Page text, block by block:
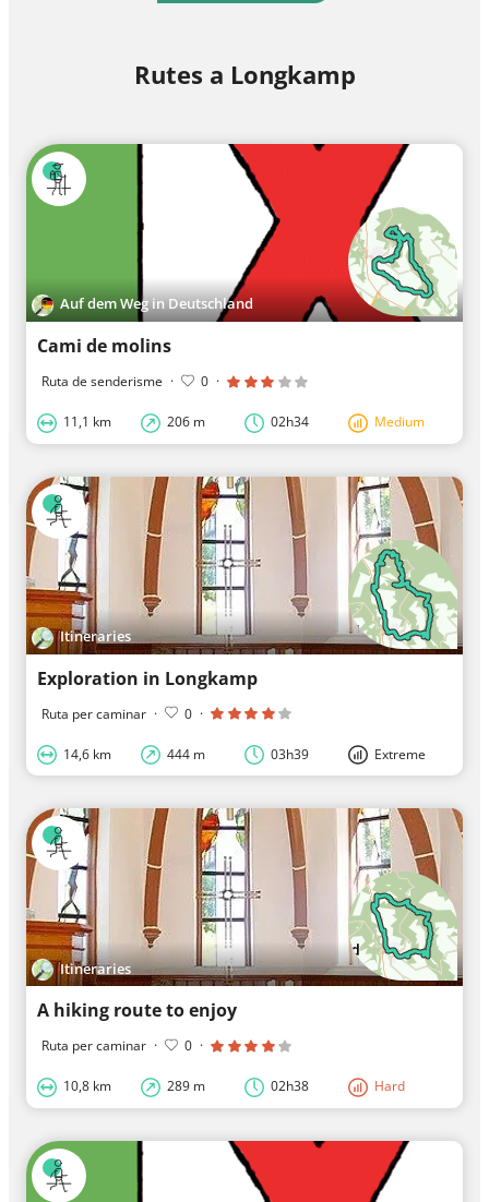
Rutes a Longkamp
Auf dem Weg in Deutschland
Cami de molins
Ruta de senderisme · 0 ·
11,1 km 206 m 02h34 Medium
Itineraries
Exploration in Longkamp
Ruta per caminar · 0 ·
14,6 km 444 m 03h39 Extreme
Itineraries
A hiking route to enjoy
Ruta per caminar · 0 ·
10,8 km 289 m 02h38 Hard